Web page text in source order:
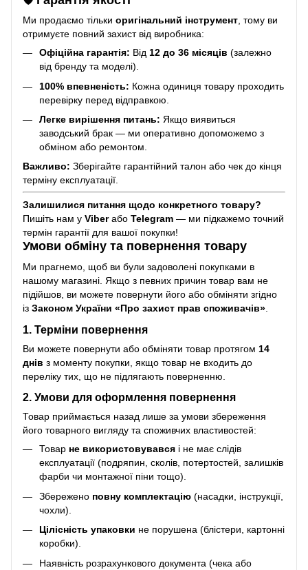
Ми продаємо тільки оригінальний інструмент, тому ви
отримуєте повний захист від виробника:
Офіційна гарантія: Від 12 до 36 місяців (залежно
від бренду та моделі).
100% впевненість: Кожна одиниця товару проходить
перевірку перед відправкою.
Легке вирішення питань: Якщо виявиться
заводський брак — ми оперативно допоможемо з
обміном або ремонтом.
Важливо: Зберігайте гарантійний талон або чек до кінця
терміну експлуатації.
Залишилися питання щодо конкретного товару?
Пишіть нам у Viberабо Telegram — ми підкажемо точний
термін гарантії для вашої покупки!
Умови обміну та повернення товару
Ми прагнемо, щоб ви були задоволені покупками в
нашому магазині. Якщо з певних причин товар вам не
підійшов, ви можете повернути його або обміняти згідно
із Законом України «Про захист прав споживачів»
1. Терміни повернення
Ви можете повернути або обміняти товар протягом 14
днів з моменту покупки, якщо товар не входить до
переліку тих, що не підлягають поверненню.
2. Умови для оформлення повернення
Товар приймається назад лише за умови збереження
його товарного вигляду та споживчих властивостей:
Товар не використовувався і не має слідів
експлуатації (подряпин, сколів, потертостей, залишків
фарби чи монтажної піни тощо).
Збережено повну комплектацію (насадки, інструкції,
чохли).
Цілісність упаковки не порушена (блістери, картонні
коробки).
Наявність розрахункового документа (чека або